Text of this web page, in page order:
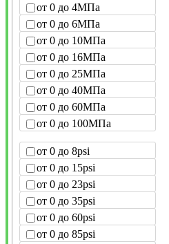
от 0 до 4МПа
от 0 до 6МПа
от 0 до 10МПа
от 0 до 16МПа
от 0 до 25МПа
от 0 до 40МПа
от 0 до 60МПа
от 0 до 100МПа
от 0 до 8psi
от 0 до 15psi
от 0 до 23psi
от 0 до 35psi
от 0 до 60psi
от 0 до 85psi